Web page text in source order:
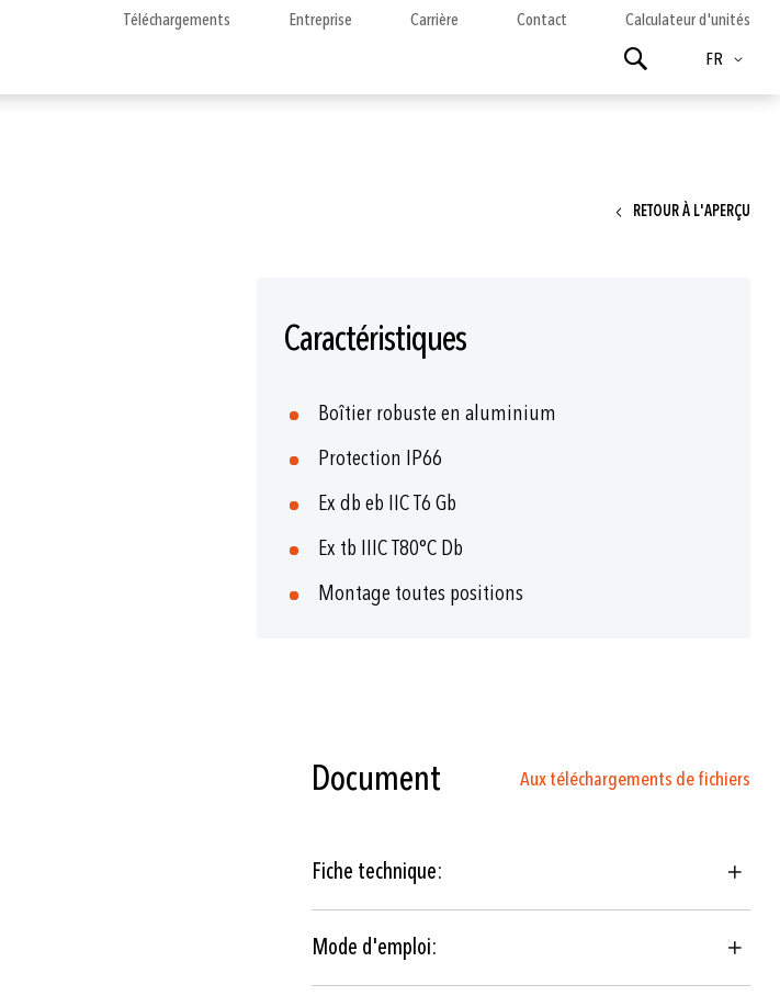
Téléchargements Entreprise Carrière Contact Calculateur d'unités
Langue
FR
RETOUR À L'APERÇU
Caractéristiques
Boîtier robuste en aluminium
Protection IP66
Ex db eb IIC T6 Gb
Ex tb IIIC T80°C Db
Montage toutes positions
Document Aux téléchargements de fichiers
Fiche technique:
Mode d'emploi: